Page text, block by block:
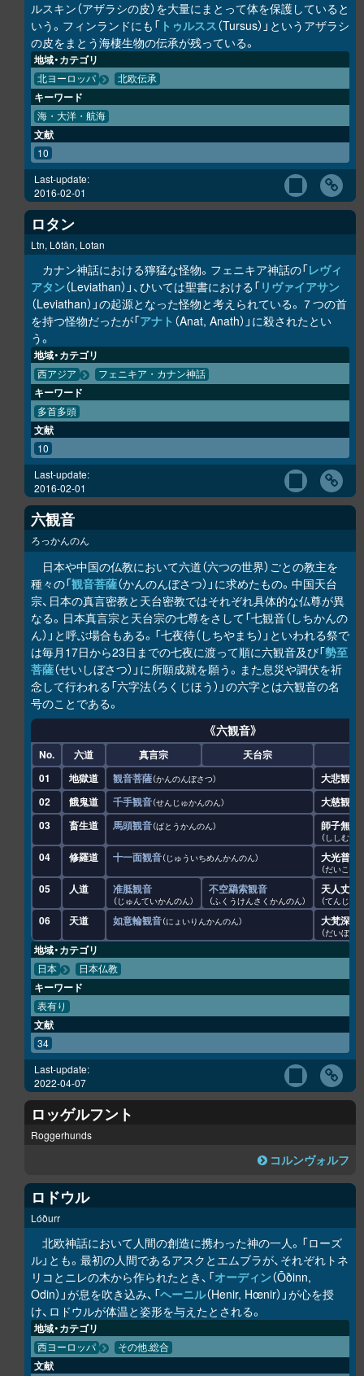
ルスキン（アザラシの皮）を大量にまとって体を保護していると
いう。フィンランドにも「 トゥルスス（Tursus）」というアザラシ
の皮をまとう海棲生物の伝承が残っている。
地域・カテゴリ
北ヨーロッパ 北欧伝承
キーワード
海・大洋・航海
文献
10
Last-update:
2016-02-01
ロタン
Ltn, Lôtān, Lotan
カナン神話における獰猛な怪物。フェニキア神話の「レヴィ
アタン（Leviathan）」、ひいては聖書における「リヴァイアサン
（Leviathan）」の起源となった怪物と考えられている。７つの首
を持つ怪物だったが「アナト （Anat, Anath）」に殺されたとい
う。
地域・カテゴリ
西アジア フェニキア・カナン神話
キーワード
多首多頭
文献
10
Last-update:
2016-02-01
六観音
ろっかんのん
日本や中国の仏教において六道（六つの世界）ごとの教主を
種々の「観音菩薩（かんのんぼさつ）」に求めたもの。中国天台
宗、日本の真言密教と天台密教ではそれぞれ具体的な仏尊が異
なる。日本真言宗と天台宗の七尊をさして「七観音（しちかんの
ん）」と呼ぶ場合もある。「七夜待（しちやまち）」といわれる祭で
は毎月17日から23日までの七夜に渡って順に六観音及び「勢至
菩薩（せいしぼさつ）」に所願成就を願う。また息災や調伏を祈
念して行われる「六字法（ろくじほう）」の六字とは六観音の名
号のことである。
《六観音》
No. 六道 真言宗 天台宗
01
地獄道 観音菩薩 かんのんぼさつ
大悲観音
02
餓鬼道 千手観音 せんじゅかんのん
大慈観音
03
畜生道 馬頭観音 ばとうかんのん 師子無畏
ししむい
04 修羅道 十一面観音 じゅういちめんかんのん 大光普照
だいこう
05 人道 准胝観音
じゅんていかんのん
不空羂索観音
ふくうけんさくかんのん
天人丈夫
てんじん
06 天道 如意輪観音 にょいりんかんのん 大梵深遠
だいぼん
地域・カテゴリ
日本 日本仏教
キーワード
表有り
文献
34
Last-update:
2022-04-07
ロッゲルフント
Roggerhunds
コルンヴォルフ
ロドウル
Lóðurr
北欧神話において人間の創造に携わった神の一人。「ローズ
ル」とも。最初の人間であるアスクとエムブラが、それぞれトネ
リコとニレの木から作られたとき、「オーディン（Ōðinn,
Odin）」が息を吹き込み、「ヘーニル（Henir, Hœnir）」が心を授
け、ロドウルが体温と姿形を与えたとされる。
地域・カテゴリ
西ヨーロッパ その他.総合
文献